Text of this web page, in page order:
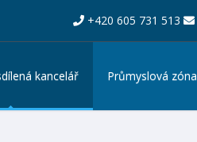
+420 605 731 513
kancelář Průmyslová zóna